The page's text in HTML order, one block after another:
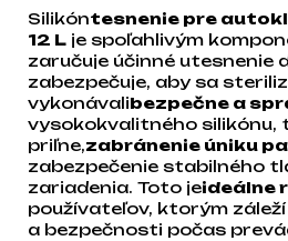
Silikóntesnenie pre
12 L je spoľahlivým
zaručuje účinné utesnenie
zabezpečuje, aby sa
vykonávalibezpečne a
vysokokvalitného silikónu,
priľne,zabránenie úniku
zabezpečenie stabilného
zariadenia. Toto jeideálne
používateľov, ktorým
a bezpečnosti počas